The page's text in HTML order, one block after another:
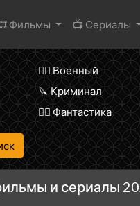
Фильмы 📺 Сериалы
👨‍✈️ Военный
🔪 Криминал
🧙‍♀️ Фантастика
и сериалы